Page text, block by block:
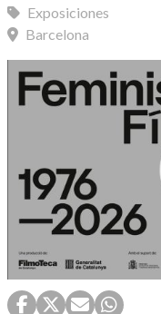
Exposiciones
Barcelona